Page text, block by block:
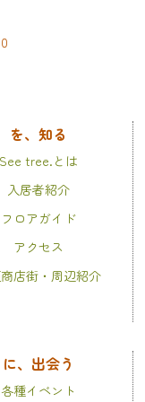
を、知る
See tree.とは
入居者紹介
フロアガイド
アクセス
店街・周辺紹介
に、出会う
各種イベント